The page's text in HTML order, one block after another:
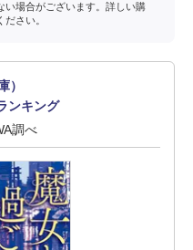
場合がございます。詳しい購
さい。
）
ンキング
調べ